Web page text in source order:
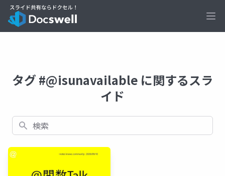
タグ #@isunavailable に関するスラ
イド
検索